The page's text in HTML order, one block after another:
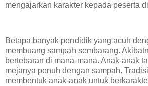
mengajarkan karakter kepada peserta
Betapa banyak pendidik yang acuh
membuang sampah sembarang.
bertebaran di mana-mana. Anak-anak
mejanya penuh dengan sampah.
membentuk anak-anak untuk